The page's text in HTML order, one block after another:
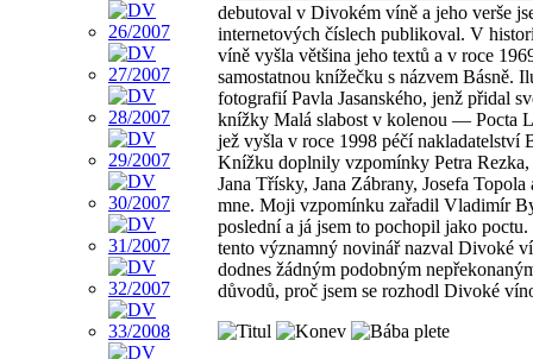
debutoval v Divokém víně a jeho verše
internetových číslech publikoval. V
víně vyšla většina jeho textů a v roce
samostatnou knížečku s názvem Básně.
fotografií Pavla Jasanského, jenž přidal
knížky Malá slabost v kolenou — Pocta
jež vyšla v roce 1998 péčí nakladatelství
Knížku doplnily vzpomínky Petra
Jana Třísky, Jana Zábrany, Josefa Topola
mne. Moji vzpomínku zařadil Vladimír
poslední a já jsem to pochopil jako
tento významný novinář nazval Divoké
dodnes žádným podobným
důvodů, proč jsem se rozhodl Divoké